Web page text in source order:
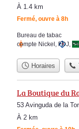
À 1.4 km
Fermé, ouvre à 8h
Bureau de tabac
compte Nickel , FDJ,
Horaires
La Boutique du
53 Avinguda de la
À 2 km